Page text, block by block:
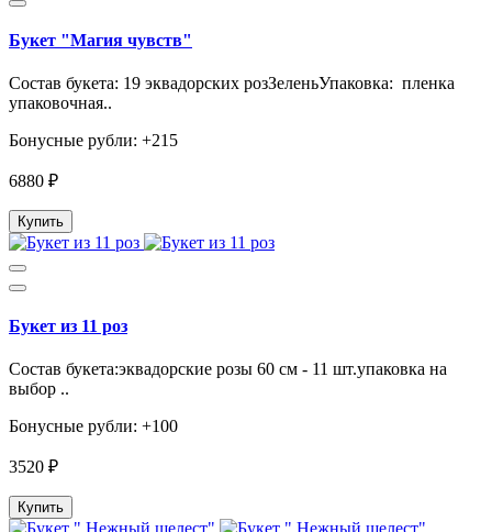
Букет "Магия чувств"
Состав букета: 19 эквадорских розЗеленьУпаковка: пленка
упаковочная..
Бонусные рубли: +215
6880 ₽
Купить
Букет из 11 роз
Состав букета:эквадорские розы 60 см - 11 шт.упаковка на
выбор ..
Бонусные рубли: +100
3520 ₽
Купить